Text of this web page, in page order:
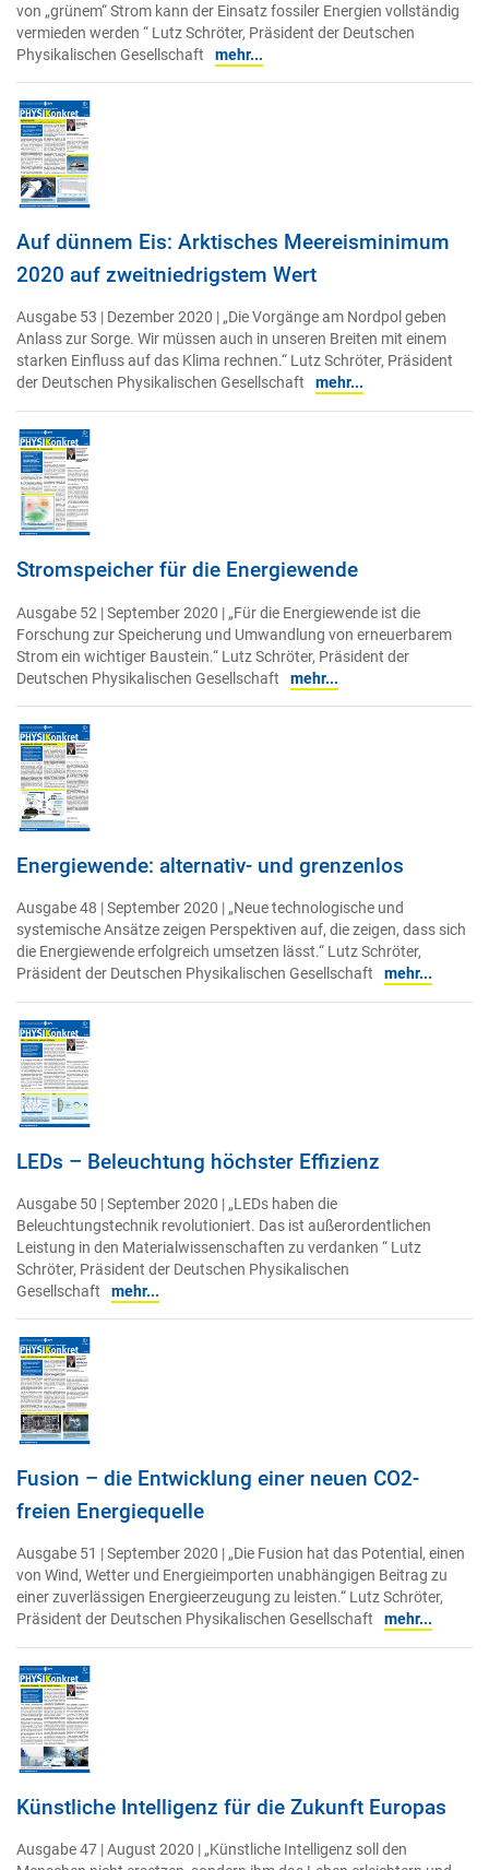
von „grünem“ Strom kann der Einsatz fossiler Energien vollständig
vermieden werden “ Lutz Schröter, Präsident der Deutschen
Physikalischen Gesellschaft
mehr...
Auf dünnem Eis: Arktisches Meereisminimum
2020 auf zweitniedrigstem Wert
Ausgabe 53 | Dezember 2020 | „Die Vorgänge am Nordpol geben
Anlass zur Sorge. Wir müssen auch in unseren Breiten mit einem
starken Einfluss auf das Klima rechnen.“ Lutz Schröter, Präsident
der Deutschen Physikalischen Gesellschaft
mehr...
Stromspeicher für die Energiewende
Ausgabe 52 | September 2020 | „Für die Energiewende ist die
Forschung zur Speicherung und Umwandlung von erneuerbarem
Strom ein wichtiger Baustein.“ Lutz Schröter, Präsident der
Deutschen Physikalischen Gesellschaft
mehr...
Energiewende: alternativ- und grenzenlos
Ausgabe 48 | September 2020 | „Neue technologische und
systemische Ansätze zeigen Perspektiven auf, die zeigen, dass sich
die Energiewende erfolgreich umsetzen lässt.“ Lutz Schröter,
Präsident der Deutschen Physikalischen Gesellschaft
mehr...
LEDs – Beleuchtung höchster Effizienz
Ausgabe 50 | September 2020 | „LEDs haben die
Beleuchtungstechnik revolutioniert. Das ist außerordentlichen
Leistung in den Materialwissenschaften zu verdanken “ Lutz
Schröter, Präsident der Deutschen Physikalischen
Gesellschaft
mehr...
Fusion – die Entwicklung einer neuen CO2-
freien Energiequelle
Ausgabe 51 | September 2020 | „Die Fusion hat das Potential, einen
von Wind, Wetter und Energieimporten unabhängigen Beitrag zu
einer zuverlässigen Energieerzeugung zu leisten.“ Lutz Schröter,
Präsident der Deutschen Physikalischen Gesellschaft
mehr...
Künstliche Intelligenz für die Zukunft Europas
Ausgabe 47 | August 2020 | „Künstliche Intelligenz soll den